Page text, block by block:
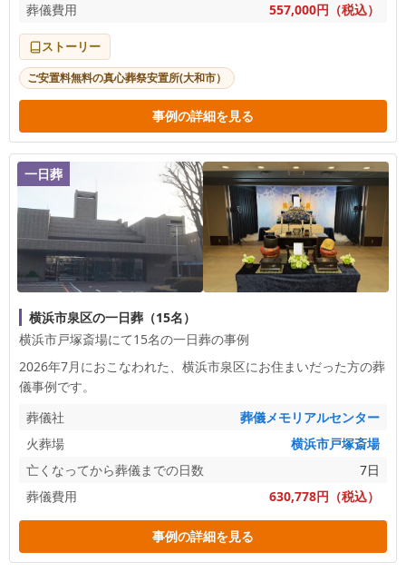
葬儀費用
557,000円（税込）
ストーリー
ご安置料無料の真心葬祭安置所(大和市）
事例の詳細を見る
一日葬
横浜市泉区の一日葬（15名）
横浜市戸塚斎場にて15名の一日葬の事例
2026年7月におこなわれた、 横浜市泉区にお住まいだった方の葬
儀事例です。
葬儀社
葬儀メモリアルセンター
火葬場
横浜市戸塚斎場
亡くなってから葬儀までの日数
7日
葬儀費用
630,778円（税込）
事例の詳細を見る